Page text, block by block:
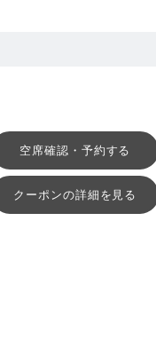
空席確認・予約する
クーポンの詳細を見る